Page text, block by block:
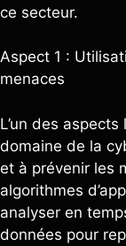
ce secteur.
Aspect 1 :
menaces
L’un des
domaine de la
et à prévenir les
algorithmes
analyser en
données pour